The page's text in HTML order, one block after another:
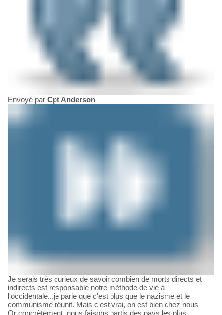
Envoyé par Cpt Anderson
Je serais très curieux de savoir combien de morts directs et
indirects est responsable notre méthode de vie à
l'occidentale...je parie que c'est plus que le nazisme et le
communisme réunit. Mais c'est vrai, on est bien chez nous
Or concrètement, nous faisons partis des pays les plus